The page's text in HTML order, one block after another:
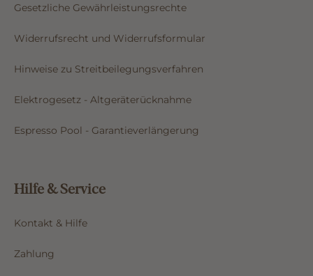
Gesetzliche Gewährleistungsrechte
Widerrufsrecht und Widerrufsformular
Hinweise zu Streitbeilegungsverfahren
Elektrogesetz - Altgeräterücknahme
Espresso Pool - Garantieverlängerung
Hilfe & Service
Kontakt & Hilfe
Zahlung